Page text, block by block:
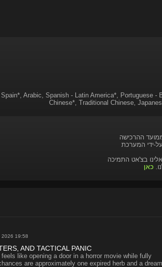
Arabic, Spanish - Latin America*, Portuguese -
Chinese*, Traditional Chinese,
ידי המערכת
בצ'אט התמיכה
כאן
2026 19:58
AND TACTICAL PANIC
like opening a door in a horror movie while fully
are approximately one expired herb and a